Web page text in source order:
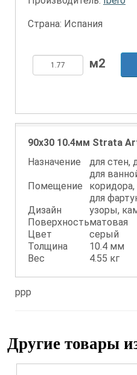
Страна: Испания
90x30 10.4мм Strata
Назначение
для стен,
Помещение
для
коридора,
для
Дизайн
узоры,
Поверхностьматовая
Цвет
серый
Толщина
10.4 мм
Вес
4.55 кг
ppp
Другие товары